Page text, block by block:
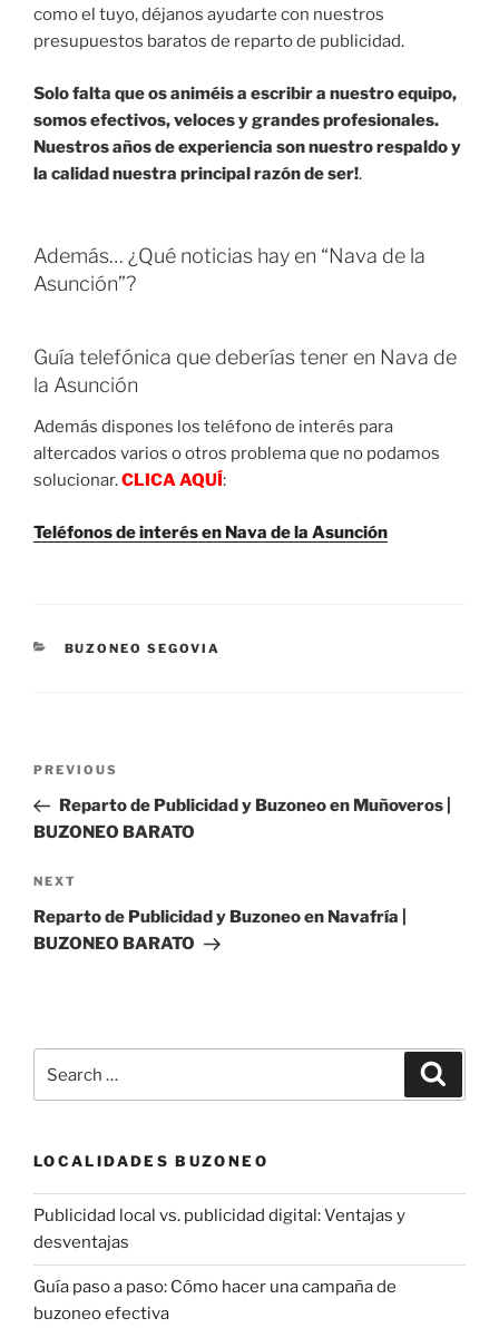
como el tuyo, déjanos ayudarte con nuestros
presupuestos baratos de reparto de publicidad.
Solo falta que os animéis a escribir a nuestro equipo,
somos efectivos, veloces y grandes profesionales.
Nuestros años de experiencia son nuestro respaldo y
la calidad nuestra principal razón de ser!.
Además… ¿Qué noticias hay en “Nava de la
Asunción”?
Guía telefónica que deberías tener en Nava de
la Asunción
Además dispones los teléfono de interés para
altercados varios o otros problema que no podamos
solucionar.CLICA AQUÍ :
Teléfonos de interés en Nava de la Asunción
CATEGORIES
BUZONEO SEGOVIA
Previous
Post
PREVIOUS
Reparto de Publicidad y Buzoneo en Muñoveros |
BUZONEO BARATO
Next
Post
NEXT
Reparto de Publicidad y Buzoneo en Navafría |
BUZONEO BARATO
LOCALIDADES BUZONEO
Publicidad local vs. publicidad digital: Ventajas y
desventajas
Guía paso a paso: Cómo hacer una campaña de
buzoneo efectiva